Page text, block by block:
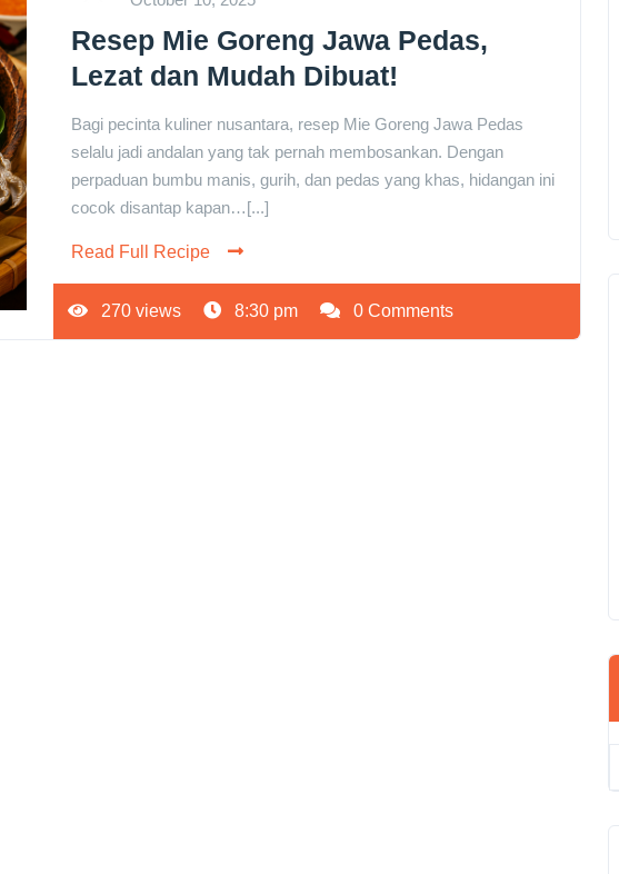
Resep Mie Goreng Jawa Pedas,
Lezat dan Mudah Dibuat!
Bagi pecinta kuliner nusantara, resep Mie Goreng Jawa Pedas
selalu jadi andalan yang tak pernah membosankan. Dengan
perpaduan bumbu manis, gurih, dan pedas yang khas, hidangan ini
cocok disantap kapan…[...]
Read Full Recipe
270 views 8:30 pm 0 Comments